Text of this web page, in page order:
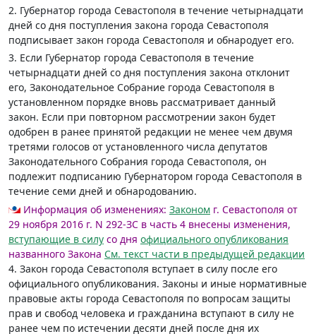
2. Губернатор города Севастополя в течение четырнадцати
дней со дня поступления закона города Севастополя
подписывает закон города Севастополя и обнародует его.
3. Если Губернатор города Севастополя в течение
четырнадцати дней со дня поступления закона отклонит
его, Законодательное Собрание города Севастополя в
установленном порядке вновь рассматривает данный
закон. Если при повторном рассмотрении закон будет
одобрен в ранее принятой редакции не менее чем двумя
третями голосов от установленного числа депутатов
Законодательного Собрания города Севастополя, он
подлежит подписанию Губернатором города Севастополя в
течение семи дней и обнародованию.
Информация об изменениях: Законом г. Севастополя от
29 ноября 2016 г. N 292-ЗС в часть 4 внесены изменения,
вступающие в силу со дня официального опубликования
названного Закона См. текст части в предыдущей редакции
4. Закон города Севастополя вступает в силу после его
официального опубликования. Законы и иные нормативные
правовые акты города Севастополя по вопросам защиты
прав и свобод человека и гражданина вступают в силу не
ранее чем по истечении десяти дней после дня их